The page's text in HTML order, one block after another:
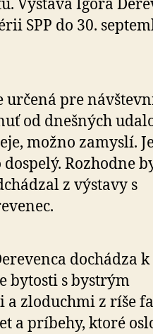
Výstava Igora
SPP do 30.
určená pre
od dnešných
možno zamyslí.
Rozhodne
z výstavy s
dochádza k
bytosti s bystrým
a zloduchmi z ríše
a príbehy, ktoré